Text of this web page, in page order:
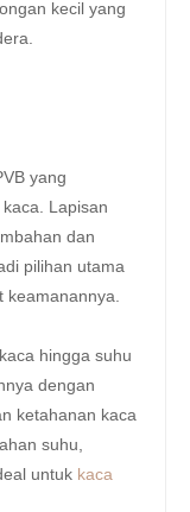
kecil yang
yang
Lapisan
dan
pilihan utama
hingga suhu
dengan
ketahanan kaca
suhu,
untuk kaca